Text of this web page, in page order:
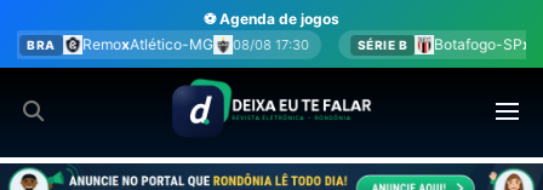
para
o
conteúdo
⚽ Agenda de jogos
08/08 17:30 SÉRIE B Botafogo-SP x América-MG 08/08 17:30